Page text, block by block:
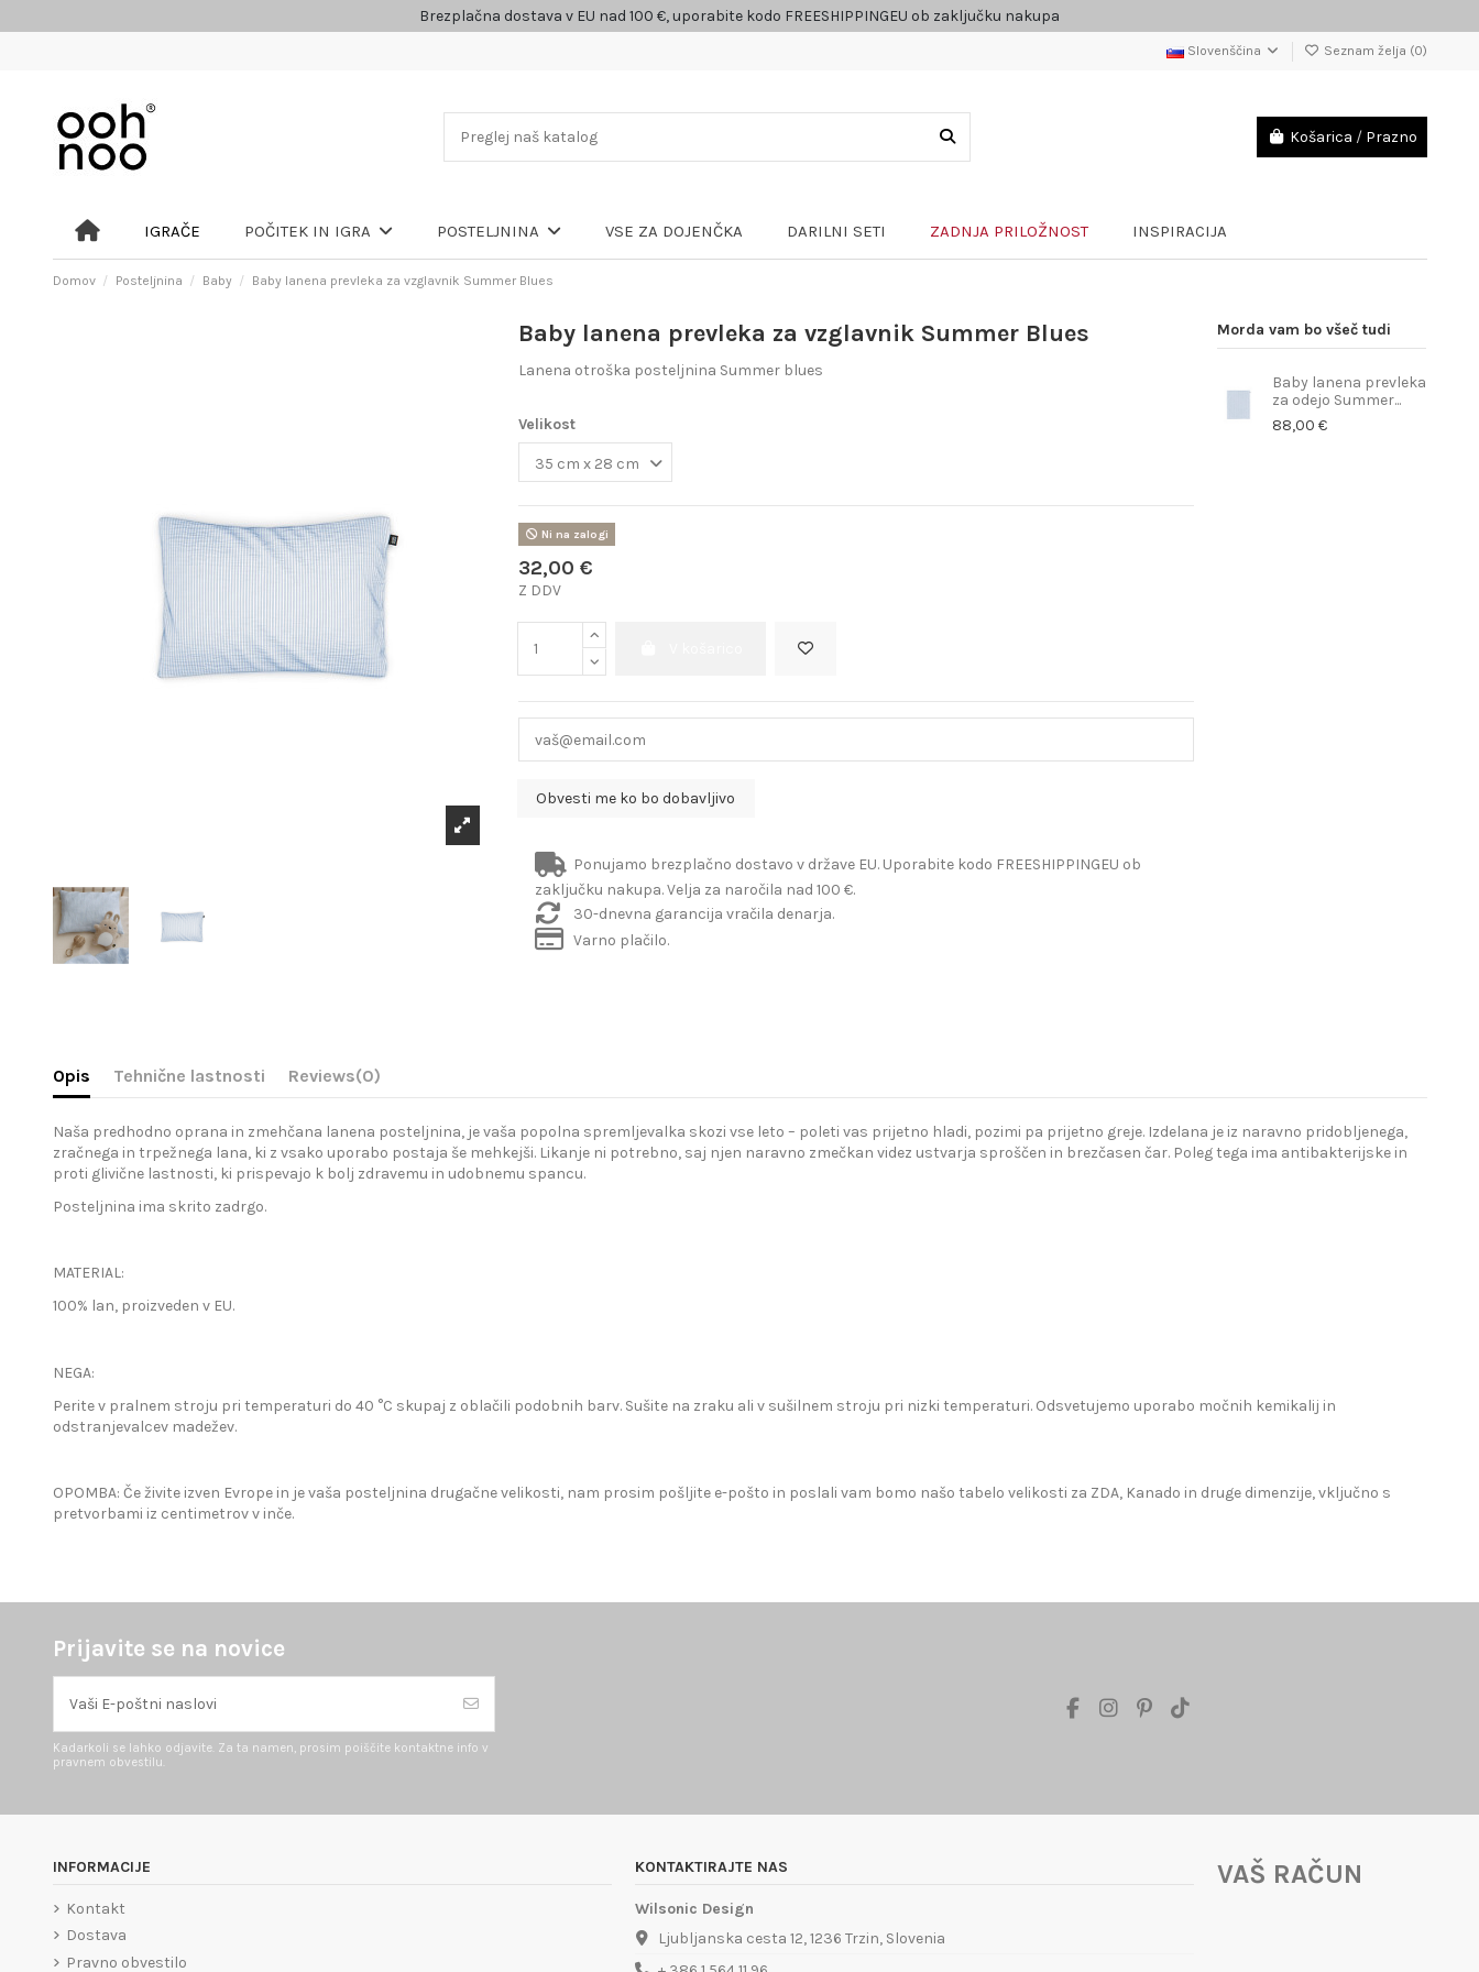
Brezplačna dostava v EU nad 100 €, uporabite kodo FREESHIPPINGEU ob zaključku nakupa
Slovenščina Seznam želja (0)
Košarica / Prazno
IGRAČE POČITEK IN IGRA POSTELJNINA VSE ZA DOJENČKA DARILNI SETI ZADNJA PRILOŽNOST INSPIRACIJA
Domov Posteljnina Baby Baby lanena prevleka za vzglavnik Summer Blues
Baby lanena prevleka za vzglavnik Summer Blues
Lanena otroška posteljnina Summer blues
Velikost
Ni na zalogi
32,00 €
Z DDV
Ponujamo brezplačno dostavo v države EU. Uporabite kodo FREESHIPPINGEU ob
zaključku nakupa. Velja za naročila nad 100 €.
30-dnevna garancija vračila denarja.
Varno plačilo.
Morda vam bo všeč tudi
Baby lanena prevleka
za odejo Summer...
88,00 €
Opis Tehnične lastnosti Reviews(0)
Naša predhodno oprana in zmehčana lanena posteljnina, je vaša popolna spremljevalka skozi vse leto – poleti vas prijetno hladi, pozimi pa prijetno greje. Izdelana je iz naravno pridobljenega,
zračnega in trpežnega lana, ki z vsako uporabo postaja še mehkejši. Likanje ni potrebno, saj njen naravno zmečkan videz ustvarja sproščen in brezčasen čar. Poleg tega ima antibakterijske in
proti glivične lastnosti, ki prispevajo k bolj zdravemu in udobnemu spancu.
Posteljnina ima skrito zadrgo.
MATERIAL:
100% lan, proizveden v EU.
NEGA:
Perite v pralnem stroju pri temperaturi do 40 °C skupaj z oblačili podobnih barv. Sušite na zraku ali v sušilnem stroju pri nizki temperaturi. Odsvetujemo uporabo močnih kemikalij in
odstranjevalcev madežev.
OPOMBA: Če živite izven Evrope in je vaša posteljnina drugačne velikosti, nam prosim pošljite e-pošto in poslali vam bomo našo tabelo velikosti za ZDA, Kanado in druge dimenzije, vključno s
pretvorbami iz centimetrov v inče.
Prijavite se na novice
Kadarkoli se lahko odjavite. Za ta namen, prosim poiščite kontaktne info v
pravnem obvestilu.
INFORMACIJE
Kontakt
Dostava
Pravno obvestilo
KONTAKTIRAJTE NAS
Wilsonic Design
Ljubljanska cesta 12, 1236 Trzin, Slovenia
VAŠ RAČUN